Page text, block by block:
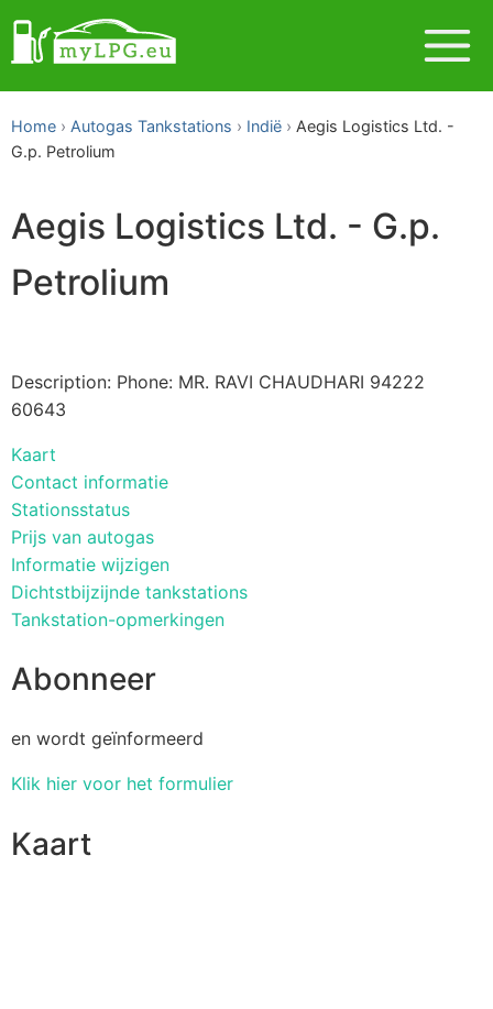
Home Autogas Tankstations Indië
Aegis Logistics Ltd. -
G.p. Petrolium
Aegis Logistics Ltd. - G.p.
Petrolium
Description: Phone: MR. RAVI CHAUDHARI 94222
60643
Kaart
Contact informatie
Stationsstatus
Prijs van autogas
Informatie wijzigen
Dichtstbijzijnde tankstations
Tankstation-opmerkingen
Abonneer
en wordt geïnformeerd
Klik hier voor het formulier
Kaart